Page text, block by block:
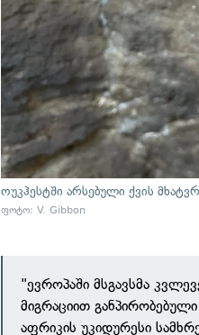
ოუკჰესტში არსებული ქვის
ფოტო: V. Gibbon
"ევროპაში მსგავსმა
მიგრაციით
აფრიკის უკიდურესი